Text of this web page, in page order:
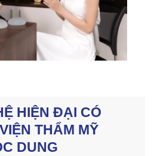
HIỆN ĐẠI CÓ
THẨM MỸ
DUNG